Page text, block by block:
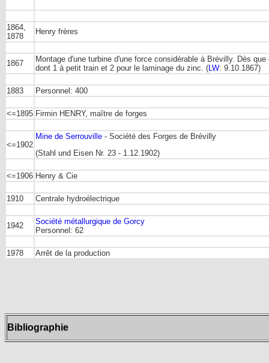
1864,
1878
Henry frères
1867
Montage d'une turbine d'une force considérable à Brévilly. Dès
dont 1 à petit train et 2 pour le laminage du zinc. ( LW: 9.10.1867)
1883 Personnel: 400
<=1895 Firmin HENRY, maître de forges
<=1902
Mine de Serrouville - Société des Forges de Brévilly
(Stahl und Eisen Nr. 23 - 1.12.1902)
<=1906 Henry & Cie
1910 Centrale hydroélectrique
1942
Société métallurgique de Gorcy
Personnel: 62
1978 Arrêt de la production
Bibliographie